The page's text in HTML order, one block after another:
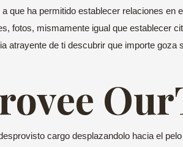
que ha permitido establecer relaciones
fotos, mismamente igual que establecer
atrayente de ti descubrir que importe
cargo desplazandolo hacia el